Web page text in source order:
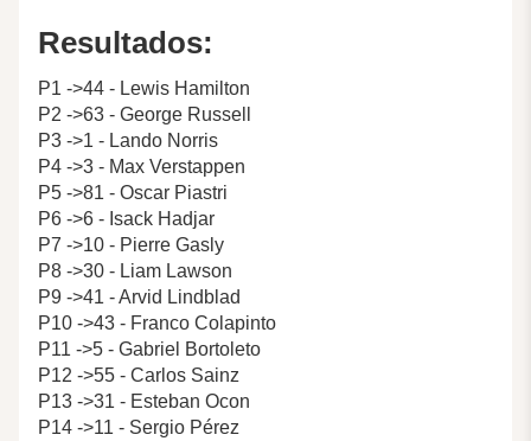
Resultados:
P1 ->44 - Lewis Hamilton
P2 ->63 - George Russell
P3 ->1 - Lando Norris
P4 ->3 - Max Verstappen
P5 ->81 - Oscar Piastri
P6 ->6 - Isack Hadjar
P7 ->10 - Pierre Gasly
P8 ->30 - Liam Lawson
P9 ->41 - Arvid Lindblad
P10 ->43 - Franco Colapinto
P11 ->5 - Gabriel Bortoleto
P12 ->55 - Carlos Sainz
P13 ->31 - Esteban Ocon
P14 ->11 - Sergio Pérez